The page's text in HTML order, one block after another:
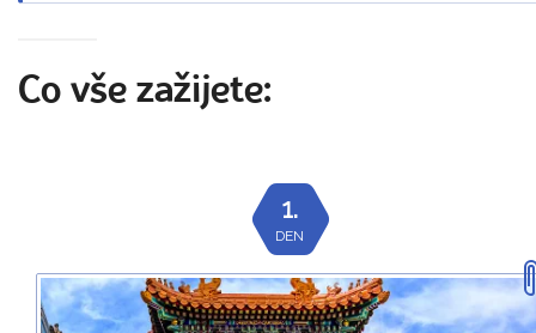
Co vše zažijete:
1.
DEN